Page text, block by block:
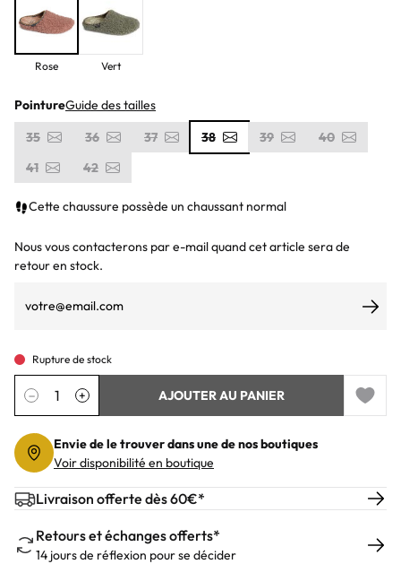
Rose Vert
PointureGuide des tailles
35
36 37 38 39
40
41
42
Cette chaussure possède un chaussant normal
Nous vous contacterons par e-mail quand cet article sera de
retour en stock.
Rupture de stock
Quantité
− + AJOUTER AU PANIER
Add to
Envie de le trouver dans une de nos boutiques
Voir disponibilité en boutique
Livraison offerte dès 60€*
Retours et échanges offerts*
14 jours de réflexion pour se décider